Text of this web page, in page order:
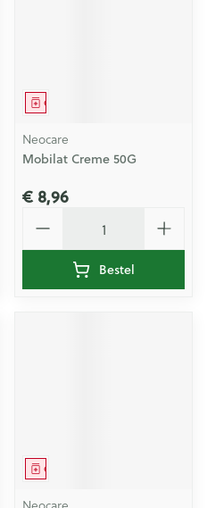
Geneesmiddel
Neocare
Mobilat Creme 50G
€ 8,96
Bestel
Geneesmiddel